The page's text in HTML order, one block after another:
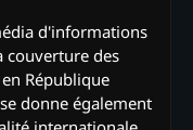
d'informations
couverture des
République
donne également